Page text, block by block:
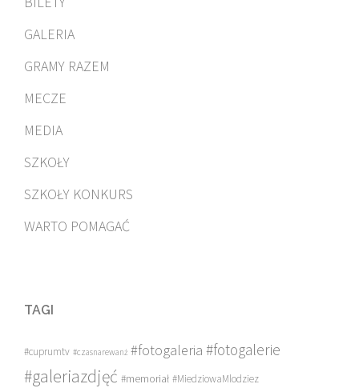
GALERIA
GRAMY RAZEM
MECZE
MEDIA
SZKOŁY
SZKOŁY KONKURS
WARTO POMAGAĆ
TAGI
#cuprumtv #czasnarewanż #fotogaleria #fotogalerie
#galeriazdjęć #memoriał #MiedziowaMlodziez